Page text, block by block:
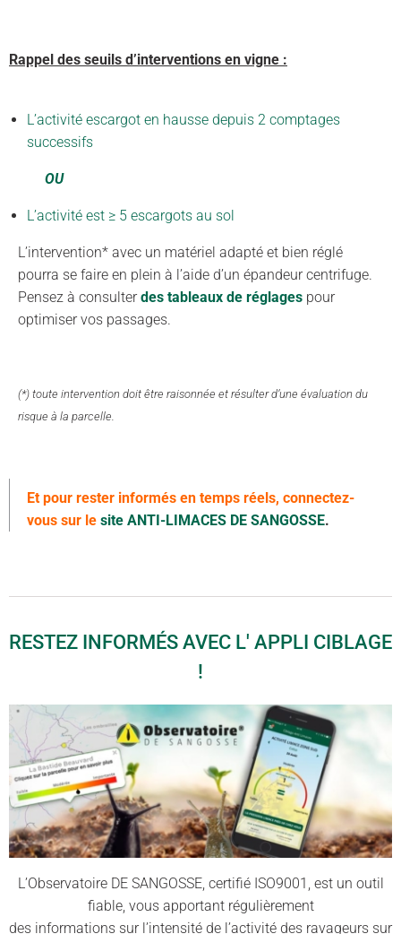
Rappel des seuils d’interventions en vigne :
L’activité escargot en hausse depuis 2 comptages
successifs
OU
L’activité est ≥ 5 escargots au sol
L’intervention* avec un matériel adapté et bien réglé
pourra se faire en plein à l’aide d’un épandeur centrifuge.
Pensez à consulterdes tableaux de réglages pour
optimiser vos passages.
(*) toute intervention doit être raisonnée et résulter d’une évaluation du
risque à la parcelle.
Et pour rester informés en temps réels, connectez-
vous sur le site ANTI-LIMACES DE SANGOSSE.
RESTEZ INFORMÉS AVEC L' APPLI CIBLAGE
!
L’Observatoire DE SANGOSSE, certifié ISO9001, est un outil
fiable, vous apportant régulièrement
des informations sur l’intensité de l’activité des ravageurs sur